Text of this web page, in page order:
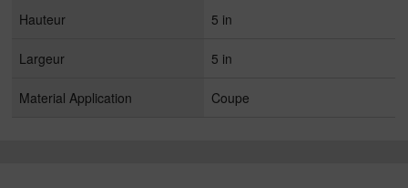
Hauteur 5 in
Largeur 5 in
Material Application Coupe